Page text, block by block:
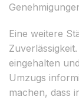
Eine weitere
eingehalten
Umzugs
machen, dass